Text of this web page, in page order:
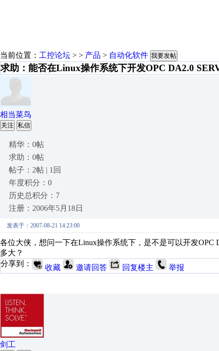
当前位置： 工控论坛 > > 产品 > 自动化软件 我要发帖
求助：能否在Linux操作系统下开发OPC DA2.0
相当菜鸟
关注 私信
精华：0帖
求助：0帖
帖子：2帖 | 1回
年度积分：0
历史总积分：7
注册：2006年5月18日
发表于：2007-08-21 14:23:00
各位大侠，想问一下在Linux操作系统下，是不是可以开发OPC
多大？
分享到：
收藏 邀请回答 回复楼主 举报
剑工